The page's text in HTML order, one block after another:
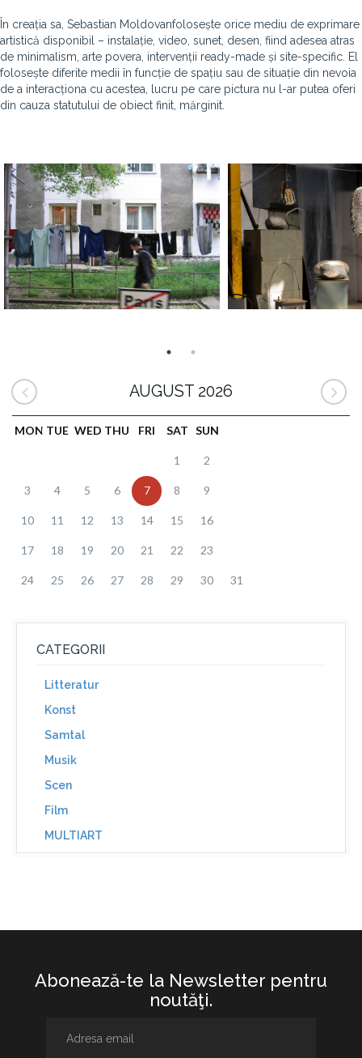
În creația sa, Sebastian Moldovanfolosește orice mediu de exprimare
artistică disponibil – instalație, video, sunet, desen, fiind adesea atras
de minimalism, arte povera, intervenții ready-made și site-specific. El
folosește diferite medii în funcție de spațiu sau de situație din nevoia
de a interacționa cu acestea, lucru pe care pictura nu l-ar putea oferi
din cauza statutului de obiect finit, mărginit.
AUGUST 2026
MON TUE WED THU FRI SAT SUN
1 2
3 4 5 6 7 8 9
10 11 12 13 14 15 16
17 18 19 20 21 22 23
24 25 26 27 28 29 30 31
CATEGORII
Litteratur
Konst
Samtal
Musik
Scen
Film
MULTIART
Abonează-te la Newsletter pentru
noutăţi.